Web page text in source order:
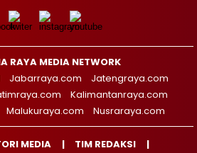
RAYA MEDIA NETWORK
Jabarraya.com
Jatengraya.com
Kalimantanraya.com
Malukuraya.com Nusraraya.com
MEDIA
TIM REDAKSI